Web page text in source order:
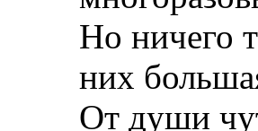
Но ничего
них
От души